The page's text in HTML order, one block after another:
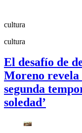
cultura
cultura
El desafío de
Moreno revela
segunda
soledad’